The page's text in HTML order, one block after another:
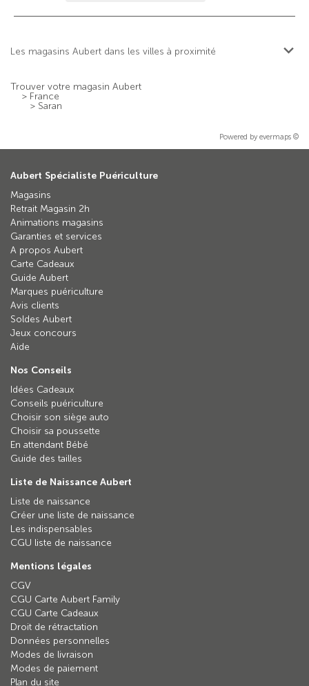
Les magasins Aubert dans les villes à proximité
Trouver votre magasin Aubert
> France
> Saran
Powered by evermaps ©
Aubert Spécialiste Puériculture
Magasins
Retrait Magasin 2h
Animations magasins
Garanties et services
A propos Aubert
Carte Cadeaux
Guide Aubert
Marques puériculture
Avis clients
Soldes Aubert
Jeux concours
Aide
Nos Conseils
Idées Cadeaux
Conseils puériculture
Choisir son siège auto
Choisir sa poussette
En attendant Bébé
Guide des tailles
Liste de Naissance Aubert
Liste de naissance
Créer une liste de naissance
Les indispensables
CGU liste de naissance
Mentions légales
CGV
CGU Carte Aubert Family
CGU Carte Cadeaux
Droit de rétractation
Données personnelles
Modes de livraison
Modes de paiement
Plan du site